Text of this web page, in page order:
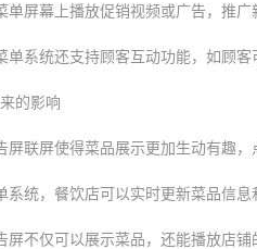
屏幕上播放促销视频或广告，推
系统还支持顾客互动功能，如顾
的影响
联屏使得菜品展示更加生动有趣
统，餐饮店可以实时更新菜品信
不仅可以展示菜品，还能播放店